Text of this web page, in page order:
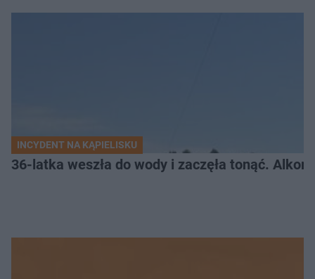
INCYDENT NA KĄPIELISKU
36-latka weszła do wody i zaczęła tonąć.